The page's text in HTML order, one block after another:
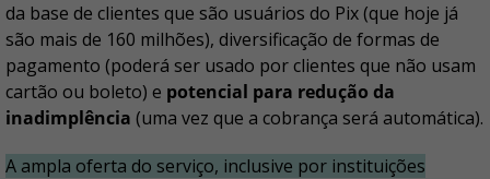
da base de clientes que são usuários do Pix (que hoje já
são mais de 160 milhões), diversificação de formas de
pagamento (poderá ser usado por clientes que não usam
cartão ou boleto) e potencial para redução da
inadimplência (uma vez que a cobrança será automática).
A ampla oferta do serviço, inclusive por instituições